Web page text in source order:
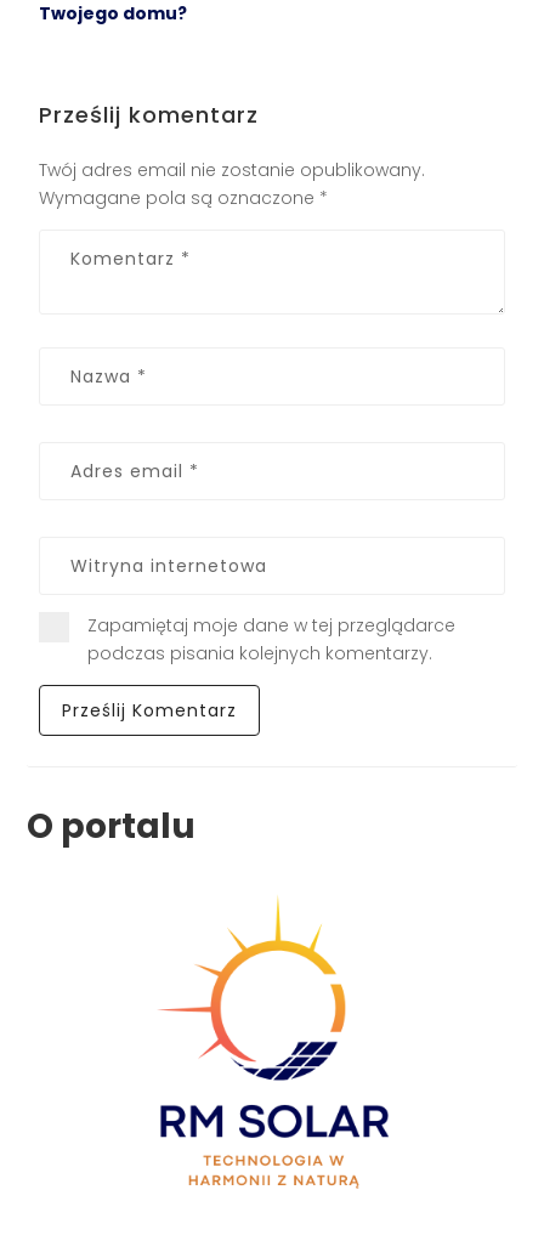
Twojego domu?
Prześlij komentarz
Twój adres email nie zostanie opublikowany.
Wymagane pola są oznaczone *
Zapamiętaj moje dane w tej przeglądarce
podczas pisania kolejnych komentarzy.
O portalu